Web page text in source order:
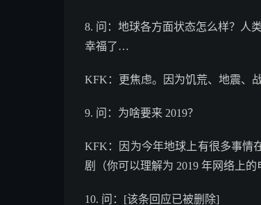
8. 问：地球各方面状态怎么样？人
幸福了…
KFK：更焦虑。因为饥荒、地震、
9. 问：为啥要来 2019？
KFK：因为今年地球上有很多事情
剧（你可以理解为 2019 年网络上
10. 问：[该条回应已被删除]